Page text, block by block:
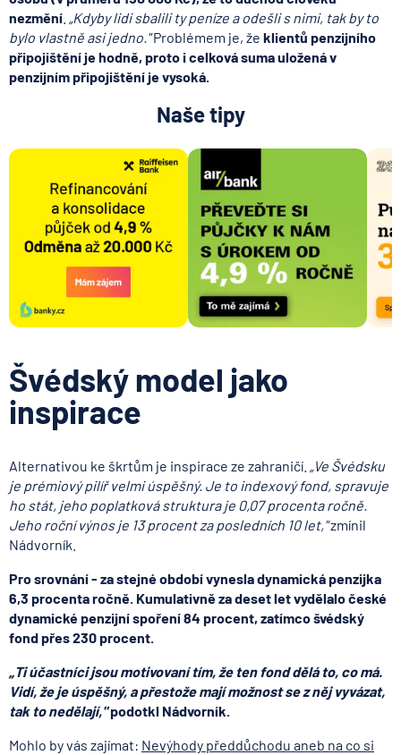
nezmění „Kdyby lidi sbalili ty peníze a odešli s nimi, tak by to
bylo vlastně asi jedno."Problémem je, že klientů penzijního
připojištění je hodně, proto i celková suma uložená v
penzijním připojištění je vysoká.
Naše tipy
Švédský model jako
inspirace
Alternativou ke škrtům je inspirace ze zahraničí. „Ve Švédsku
je prémiový pilíř velmi úspěšný. Je to indexový fond, spravuje
ho stát, jeho poplatková struktura je 0,07 procenta ročně.
Jeho roční výnos je 13 procent za posledních 10 let,"zmínil
Nádvorník.
Pro srovnání - za stejné období vynesla dynamická penzijka
6,3 procenta ročně. Kumulativně za deset let vydělalo české
dynamické penzijní spoření 84 procent, zatímco švédský
fond přes 230 procent.
„Ti účastníci jsou motivovaní tím, že ten fond dělá to, co má.
Vidí, že je úspěšný, a přestože mají možnost se z něj vyvázat,
tak to nedělají,"podotkl Nádvorník.
Mohlo by vás zajímat: Nevýhody předdůchodu aneb na co si